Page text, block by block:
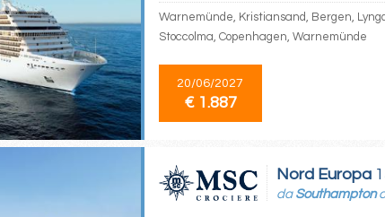
Warnemünde, Kristiansand, Bergen,
Stoccolma, Copenhagen, Warnemünde
20/06/2027
€ 1.887
Nord Europa
da Southampton